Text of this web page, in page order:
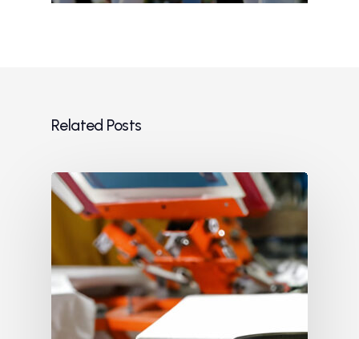
Related Posts